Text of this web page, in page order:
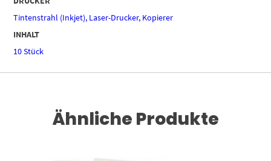
Tintenstrahl (Inkjet), Laser-Drucker, Kopierer
INHALT
10 Stück
Ähnliche Produkte